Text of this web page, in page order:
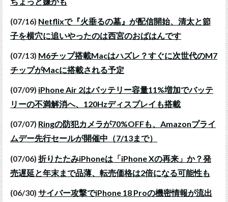
(07/16) Netflixで『火垂るの墓』が配信開始、清太と節
子を横穴に追いやったのは西宮のおばはんです
(07/13) M6チップ搭載Macはハズレ？すぐに次世代のM7
チップがMacに搭載される予定
(07/09) iPhone Air 2はバッテリー容量11%増加でバッテ
リーの不満解消へ、120Hzディスプレイも搭載
(07/07) Ringの防犯カメラが70%OFFも、Amazonプライ
ムデー先行セールが開催中（7/13まで）
(07/06) 折りたたみiPhoneは「iPhone Xの再来」か？発
売遅延と年末まで品薄、転売価格は2倍になる可能性も
(06/30) サイバー攻撃でiPhone 18 Proの機密情報が流出